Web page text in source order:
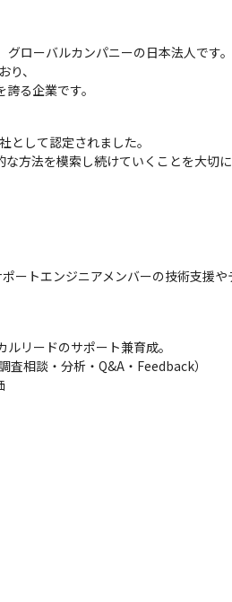
ローバルカンパニーの日本法人です。
、
る企業です。
して認定されました。
方法を模索し続けていくことを大切に
トエンジニアメンバーの技術支援
リードのサポート兼育成。
相談・分析・Q&A・Feedback）